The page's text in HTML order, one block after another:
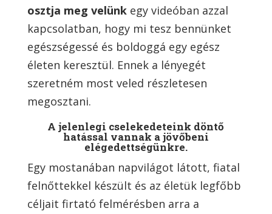
osztja meg velünkegy videóban azzal
kapcsolatban, hogy mi tesz bennünket
egészségessé és boldoggá egy egész
életen keresztül. Ennek a lényegét
szeretném most veled részletesen
megosztani.
A jelenlegi cselekedeteink döntő
hatással vannak a jövőbeni
elégedettségünkre.
Egy mostanában napvilágot látott, fiatal
felnőttekkel készült és az életük legfőbb
céljait firtató felmérésben arra a